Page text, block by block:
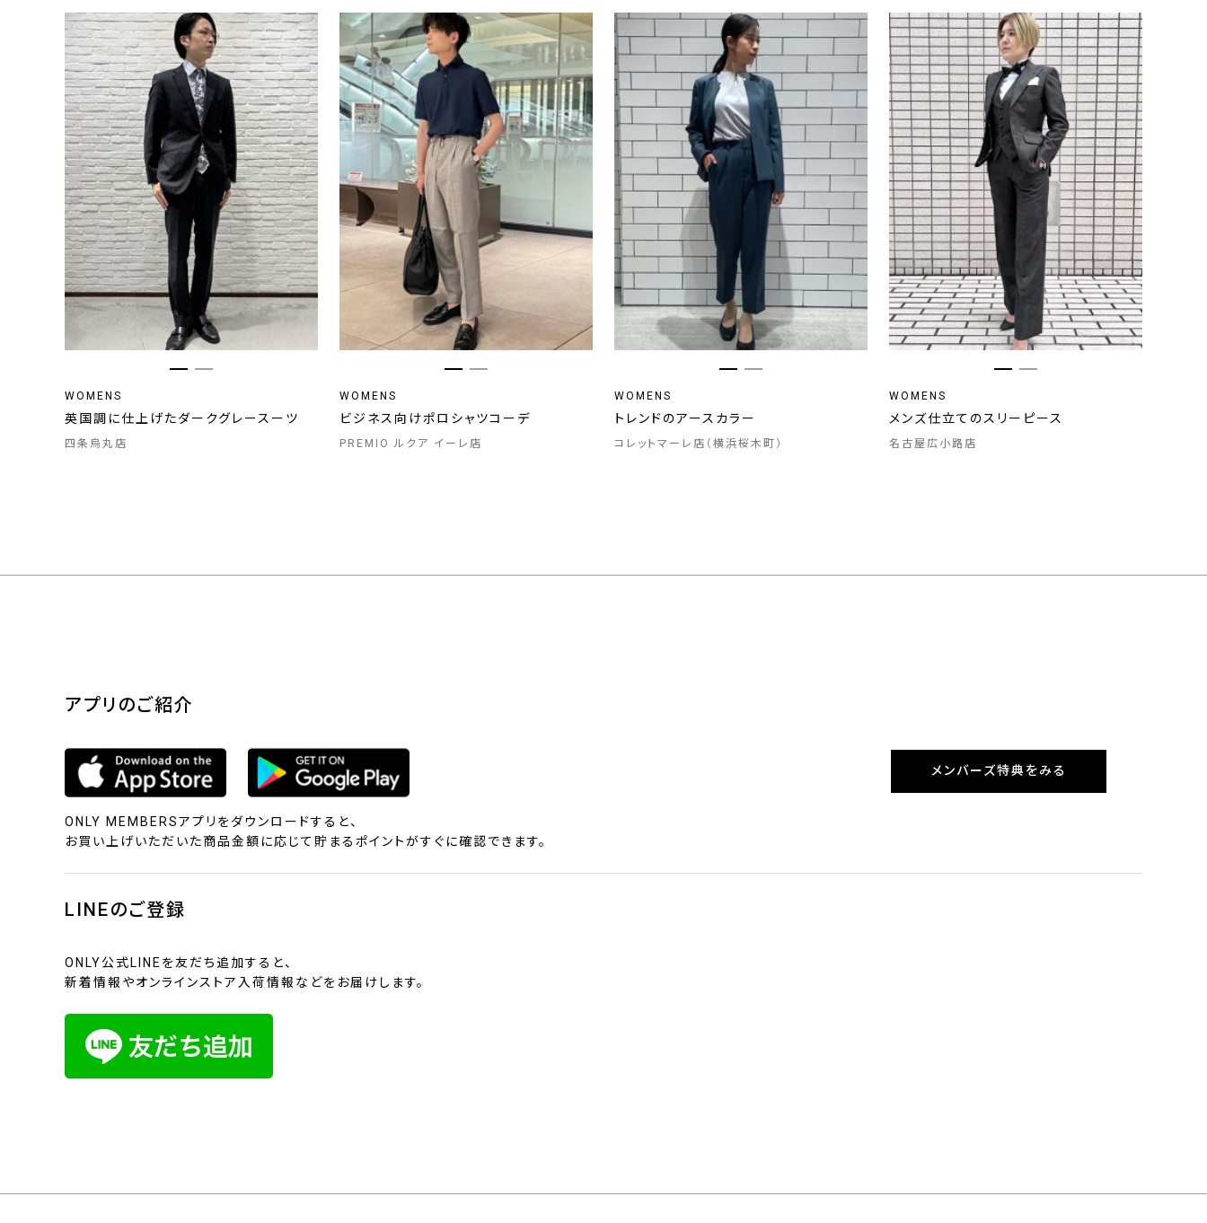
WOMENS
英国調に仕上げたダークグレースーツ
四条烏丸店
WOMENS
ビジネス向けポロシャツコーデ
PREMIO ルクア イーレ店
WOMENS
トレンドのアースカラー
コレットマーレ店（横浜桜木町）
WOMENS
メンズ仕立てのスリーピース
名古屋広小路店
アプリのご紹介
ONLY MEMBERSアプリをダウンロードすると、
お買い上げいただいた商品金額に応じて貯まるポイントがすぐに確認できます。
メンバーズ特典をみる
LINEのご登録
ONLY公式LINEを友だち追加すると、
新着情報やオンラインストア入荷情報などをお届けします。